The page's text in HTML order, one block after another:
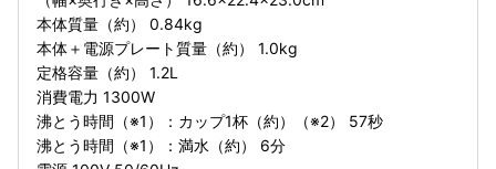
本体質量（約） 0.84kg
本体＋電源プレート質量（約） 1.0kg
定格容量（約） 1.2L
消費電力 1300W
沸とう時間（※1）：カップ1杯（約）（※2） 57秒
沸とう時間（※1）：満水（約） 6分